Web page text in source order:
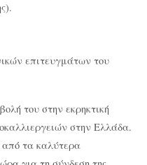
επιτευγμάτων του
του στην εκρηκτική
στην Ελλάδα.
τα καλύτερα